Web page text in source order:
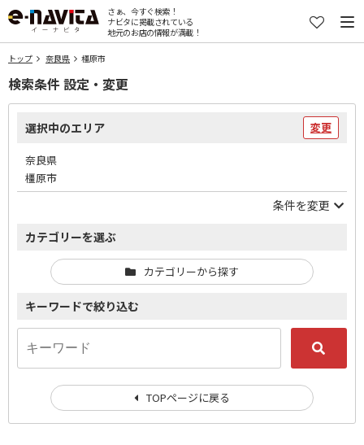
さぁ、今すぐ検索！
ナビタに掲載されている
地元のお店の情報が満載！
トップ 奈良県 橿原市
検索条件 設定・変更
選択中のエリア 変更
奈良県
橿原市
条件を変更
カテゴリーを選ぶ
カテゴリーから探す
キーワードで絞り込む
TOPページに戻る